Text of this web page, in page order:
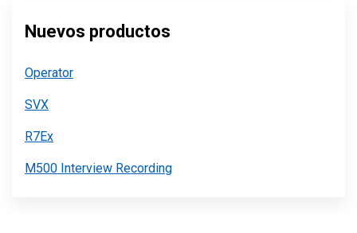
Nuevos productos
Operator
SVX
R7Ex
M500 Interview Recording